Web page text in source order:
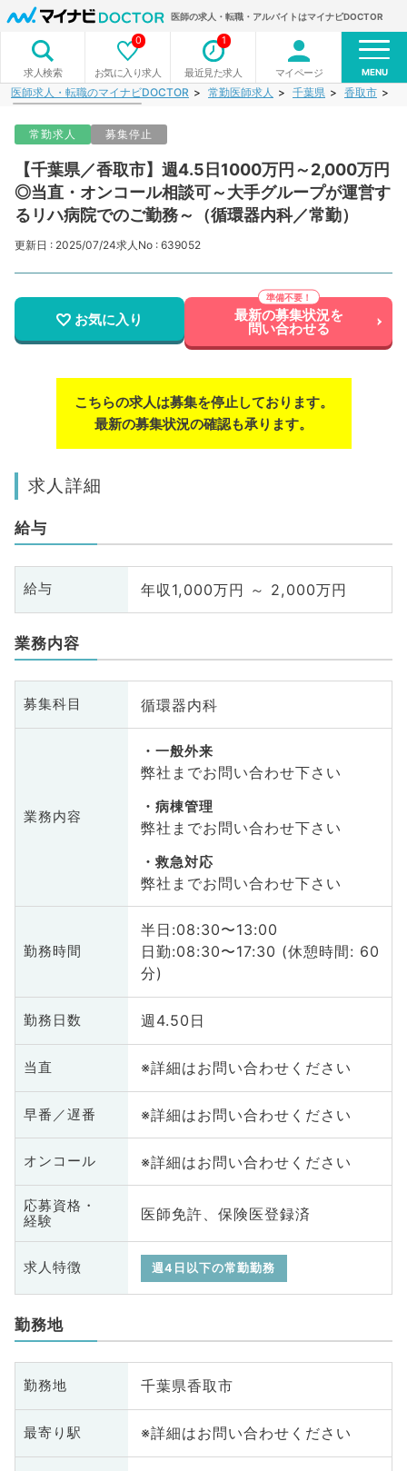
医師の求人・転職・アルバイトはマイナビDOCTOR
求人検索 お気に入り求人
0
最近見た求人
1
マイページ MENU
医師求人・転職のマイナビDOCTOR 常勤医師求人 千葉県 香取市
常勤求人 募集停止
【千葉県／香取市】週4.5日1000万円～2,000万円
◎当直・オンコール相談可～大手グループが運営す
るリハ病院でのご勤務～（循環器内科／常勤）
更新日 : 2025/07/24求人No : 639052
お気に入り 最新の募集状況を
問い合わせる
こちらの求人は募集を停止しております。
最新の募集状況の確認も承ります。
求人詳細
給与
給与 年収1,000万円 ～ 2,000万円
業務内容
募集科目 循環器内科
業務内容
一般外来
弊社までお問い合わせ下さい
病棟管理
弊社までお問い合わせ下さい
救急対応
弊社までお問い合わせ下さい
勤務時間
半日:08:30〜13:00
日勤:08:30〜17:30 (休憩時間: 60
分)
勤務日数 週4.50日
当直 ※詳細はお問い合わせください
早番／遅番 ※詳細はお問い合わせください
オンコール ※詳細はお問い合わせください
応募資格・
経験
医師免許、保険医登録済
求人特徴 週4日以下の常勤勤務
勤務地
勤務地 千葉県香取市
最寄り駅 ※詳細はお問い合わせください